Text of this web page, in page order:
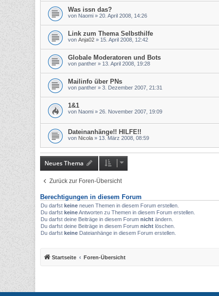
Was issn das?
von Naomi » 20. April 2008, 14:26
Link zum Thema Selbsthilfe
von Anja02 » 15. April 2008, 12:42
Globale Moderatoren und Bots
von panther » 13. April 2008, 19:28
Mailinfo über PNs
von panther » 3. Dezember 2007, 21:31
1&1
von Naomi » 26. November 2007, 19:09
Dateinanhänge!! HILFE!!
von Nicola » 13. März 2008, 08:59
Neues Thema
Zurück zur Foren-Übersicht
Berechtigungen in diesem Forum
Du darfst keine neuen Themen in diesem Forum erstellen.
Du darfst keineAntworten zu Themen in diesem Forum erstellen.
Du darfst deine Beiträge in diesem Forum nicht ändern.
Du darfst deine Beiträge in diesem Forum nicht löschen.
Du darfst keine Dateianhänge in diesem Forum erstellen.
Startseite Foren-Übersicht